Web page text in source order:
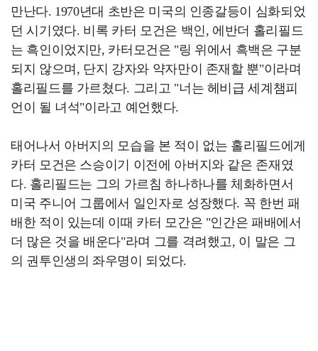
만난다. 1970년대 초반은 미국의 인종갈등이 심화되었
던 시기였다. 비록 카터 모건은 백인, 에반더 홀리필드
는 흑인이었지만, 카터모건은 "링 위에서 흑백은 구분
되지 않으며, 단지 강자와 약자만이 존재할 뿐"이라며
홀리필드를 가르쳤다. 그리고 "너는 헤비급 세계챔피
언이 될 녀석"이라고 예언했다.
태어나서 아버지의 모습을 본 적이 없는 홀리필드에게
카터 모건은 스승이기 이전에 아버지와 같은 존재였
다. 홀리필드는 그의 가르침 하나하나를 체화하면서
미국 주니어 그룹에서 일인자로 성장했다. 꼭 한번 패
배한 적이 있는데 이때 카터 모간은 "인간은 패배에서
더 많은 것을 배운다"라며 그를 격려했고, 이 말은 그
의 권투인생의 좌우명이 되었다.